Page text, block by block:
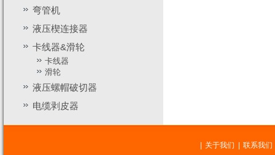
弯管机
液压楔连接器
卡线器&滑轮
卡线器
滑轮
液压螺帽破切器
电缆剥皮器
关于我们 联系我们